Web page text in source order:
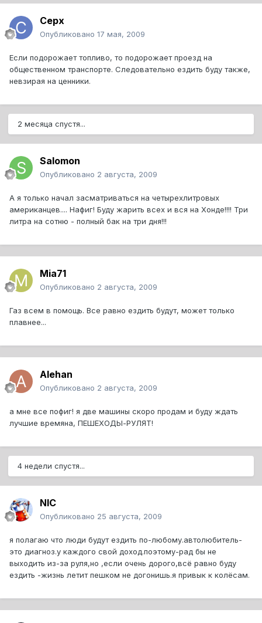
Cepx
Опубликовано 17 мая, 2009
Если подорожает топливо, то подорожает проезд на
общественном транспорте. Следовательно ездить буду также,
невзирая на ценники.
2 месяца спустя...
Salomon
Опубликовано 2 августа, 2009
А я только начал засматриваться на четырехлитровых
американцев.... Нафиг! Буду жарить всех и вся на Хонде!!!! Три
литра на сотню - полный бак на три дня!!!
Mia71
Опубликовано 2 августа, 2009
Газ всем в помощь. Все равно ездить будут, может только
плавнее...
Alehan
Опубликовано 2 августа, 2009
а мне все пофиг! я две машины скоро продам и буду ждать
лучшие времяна, ПЕШЕХОДЫ-РУЛЯТ!
4 недели спустя...
NIC
Опубликовано 25 августа, 2009
я полагаю что люди будут ездить по-любому.автолюбитель-
это диагноз.у каждого свой доход.поэтому-рад бы не
выходить из-за руля,но ,если очень дорого,всё равно буду
ездить -жизнь летит пешком не догонишь.я привык к колёсам.